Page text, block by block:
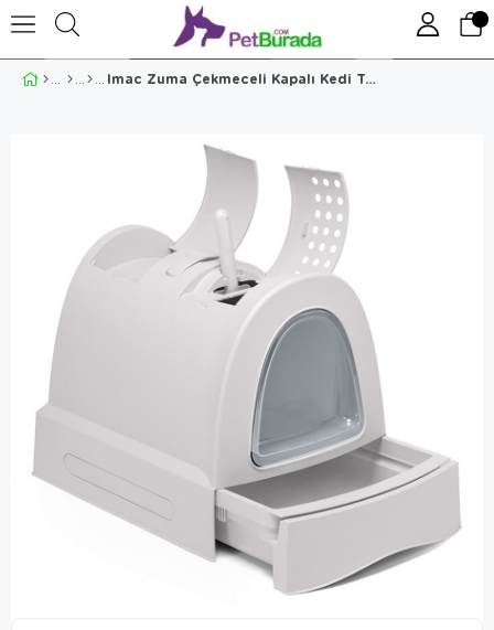
Imac Zuma Çekmeceli Kapalı Kedi Tuvaleti Gri